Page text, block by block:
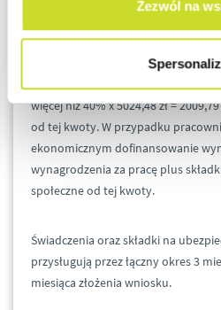
Zezwól na
przeciętnego miesięcznego
kwartału ogłaszanego przez
dzień złożenia wniosku o
więcej niż 40% x 5024,48 zł =
od tej kwoty. W przypadku
ekonomicznym dofinansowanie
wynagrodzenia za pracę plus
społeczne od tej kwoty.
Świadczenia oraz składki na
przysługują przez łączny okres 3
miesiąca złożenia wniosku.